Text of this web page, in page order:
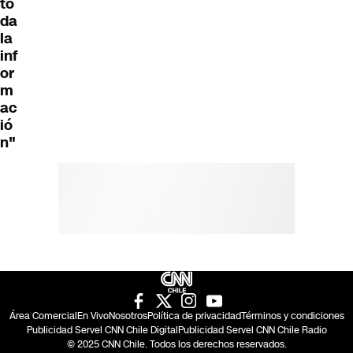
da
la
inf
or
m
ac
ió
n"
Área ComercialEn VivoNosotrosPolítica de privacidadTérminos y condiciones
Publicidad Servel CNN Chile DigitalPublicidad Servel CNN Chile Radio
© 2025 CNN Chile. Todos los derechos reservados.